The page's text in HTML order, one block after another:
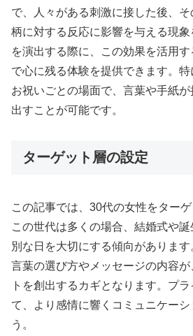
で、人々がある刺激に接した後、
柄に対する反応に影響を与える現象
を演出する際に、この効果を活用
で心に残る体験を提供できます。
お祝いごとの場面で、言葉や手紙
出すことが可能です。
ターゲット層の設定
この記事では、30代の女性をターゲ
この世代は多くの場合、結婚式や
別な日を大切にする傾向があります
言葉の選び方やメッセージの内容
トを創出するカギとなります。プ
て、より感情に響くコミュニケーシ
う。